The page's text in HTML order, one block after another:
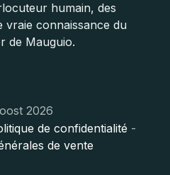
humain, des
vraie connaissance du
de Mauguio.
2026
de confidentialité -
de vente